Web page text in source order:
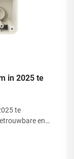
in 2025 te
te
en